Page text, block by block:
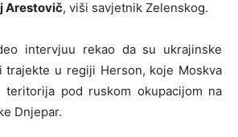
Arestovič, viši savjetnik Zelenskog.
intervjuu rekao da su ukrajinske
trajekte u regiji Herson, koje Moskva
teritorija pod ruskom okupacijom na
Dnjepar.